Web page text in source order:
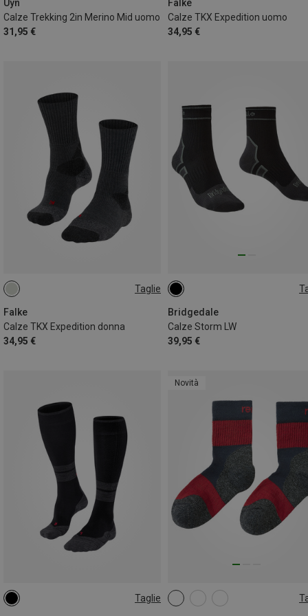
Uyn
Calze Trekking 2in Merino Mid uomo
31,95 €
Falke
Calze TKX Expedition uomo
34,95 €
Taglie
Falke
Calze TKX Expedition donna
34,95 €
35|36
41|42
Bridgedale
Calze Storm LW
39,95 €
36|37|38|39
Taglie
35|36|37|38
Novità
26|27|28|29